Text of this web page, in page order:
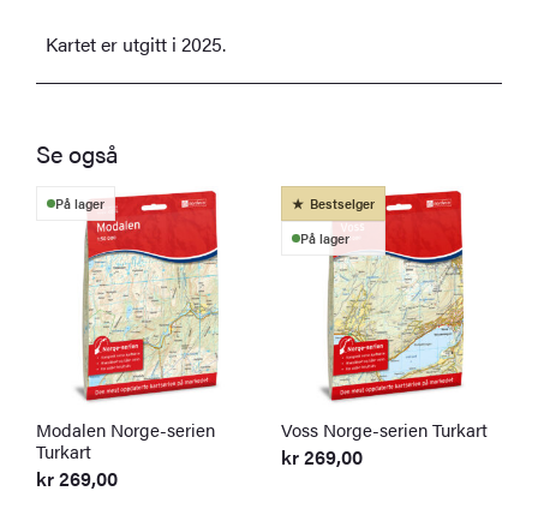
Kartet er utgitt i 2025.
Se også
På lager
Modalen Norge-serien
Turkart
kr269,00
Bestselger
På lager
Voss Norge-serien Turkart
kr269,00